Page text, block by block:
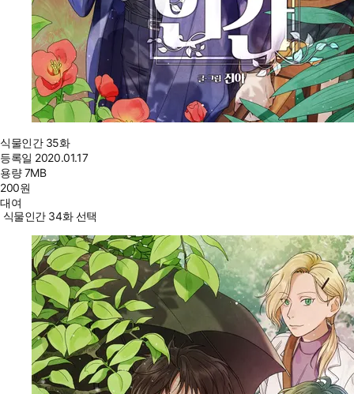
식물인간 35화
등록일 2020.01.17
용량7MB
200원
대여
식물인간 34화 선택